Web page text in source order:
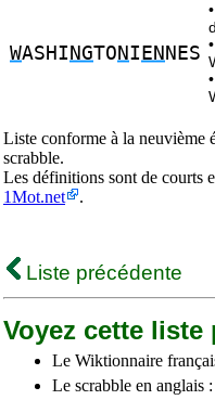
WASHI NGTO N I EN NES
•
•
•
Liste conforme à la
scrabble.
Les définitions sont de courts
1Mot.net
.
Liste précédente
Voyez cette liste
Le Wiktionnaire
Le scrabble en anglais